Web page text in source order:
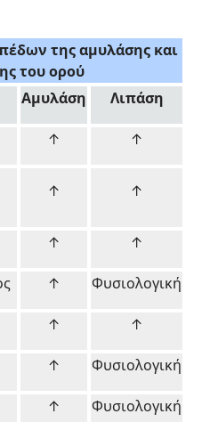
της αμυλάσης και
του ορού
Αμυλάση
Λιπάση
↑ ↑
↑ ↑
↑ ↑
↑ Φυσιολογική
↑ ↑
↑ Φυσιολογική
↑ Φυσιολογική